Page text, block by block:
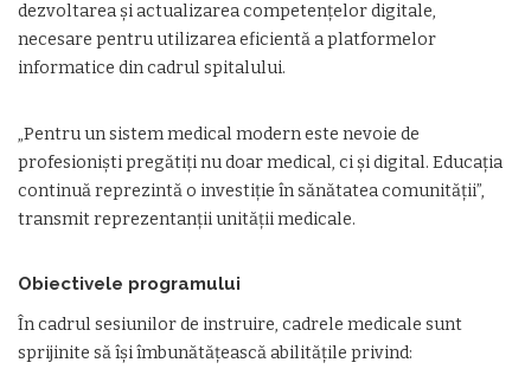
dezvoltarea și actualizarea competențelor digitale,
necesare pentru utilizarea eficientă a platformelor
informatice din cadrul spitalului.
„Pentru un sistem medical modern este nevoie de
profesioniști pregătiți nu doar medical, ci și digital. Educația
continuă reprezintă o investiție în sănătatea comunității”,
transmit reprezentanții unității medicale.
Obiectivele programului
În cadrul sesiunilor de instruire, cadrele medicale sunt
sprijinite să își îmbunătățească abilitățile privind: